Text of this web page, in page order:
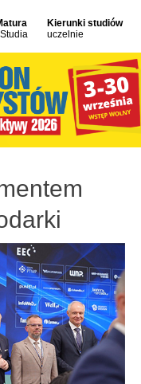
Kierunki studiów
uczelnie